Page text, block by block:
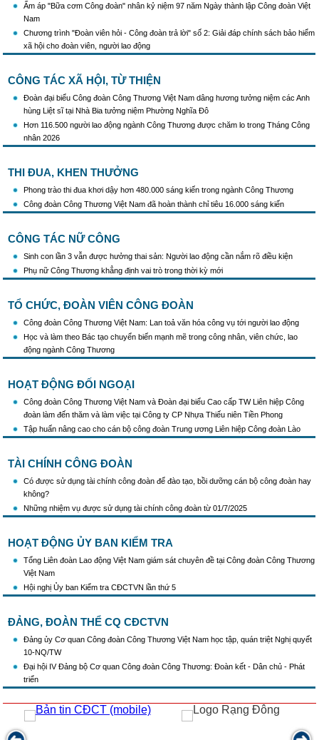
Khẩu hiệu tuyên truyền trong nhiệm kỳ Đại hội XIV của Đảng
Triển khai thực hiện Chỉ thị số 25/CT-TTg của Thủ tướng Chính phủ về tăng cường
công tác phòng, chống buôn lậu, vận chuyển, sản xuất, mua bán, tàng trữ, sử dụng
trái phép thuốc lá trong tình hình mới
Ấm áp "Bữa cơm Công đoàn" nhân kỷ niệm 97 năm Ngày thành lập Công đoàn Việt
Nam
Chương trình "Đoàn viên hỏi - Công đoàn trả lời" số 2: Giải đáp chính sách bảo hiểm
xã hội cho đoàn viên, người lao động
CÔNG TÁC XÃ HỘI, TỪ THIỆN
Đoàn đại biểu Công đoàn Công Thương Việt Nam dâng hương tưởng niệm các Anh
hùng Liệt sĩ tại Nhà Bia tưởng niệm Phường Nghĩa Đô
Hơn 116.500 người lao động ngành Công Thương được chăm lo trong Tháng Công
nhân 2026
THI ĐUA, KHEN THƯỞNG
Phong trào thi đua khơi dậy hơn 480.000 sáng kiến trong ngành Công Thương
Công đoàn Công Thương Việt Nam đã hoàn thành chỉ tiêu 16.000 sáng kiến
CÔNG TÁC NỮ CÔNG
Sinh con lần 3 vẫn được hưởng thai sản: Người lao động cần nắm rõ điều kiện
Phụ nữ Công Thương khẳng định vai trò trong thời kỳ mới
TỔ CHỨC, ĐOÀN VIÊN CÔNG ĐOÀN
Công đoàn Công Thương Việt Nam: Lan toả văn hóa công vụ tới người lao động
Học và làm theo Bác tạo chuyển biến mạnh mẽ trong công nhân, viên chức, lao
động ngành Công Thương
HOẠT ĐỘNG ĐỐI NGOẠI
Công đoàn Công Thương Việt Nam và Đoàn đại biểu Cao cấp TW Liên hiệp Công
đoàn làm đến thăm và làm việc tại Công ty CP Nhựa Thiếu niên Tiền Phong
Tập huấn nâng cao cho cán bộ công đoàn Trung ương Liên hiệp Công đoàn Lào
TÀI CHÍNH CÔNG ĐOÀN
Có được sử dụng tài chính công đoàn để đào tạo, bồi dưỡng cán bộ công đoàn hay
không?
Những nhiệm vụ được sử dụng tài chính công đoàn từ 01/7/2025
HOẠT ĐỘNG ỦY BAN KIỂM TRA
Tổng Liên đoàn Lao động Việt Nam giám sát chuyên đề tại Công đoàn Công Thương
Việt Nam
Hội nghị Ủy ban Kiểm tra CĐCTVN lần thứ 5
ĐẢNG, ĐOÀN THỂ CQ CĐCTVN
Đảng ủy Cơ quan Công đoàn Công Thương Việt Nam học tập, quán triệt Nghị quyết
10-NQ/TW
Đại hội IV Đảng bộ Cơ quan Công đoàn Công Thương: Đoàn kết - Dân chủ - Phát
triển